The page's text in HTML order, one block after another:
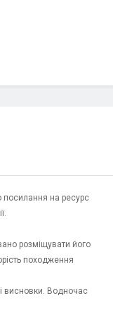
посилання на ресурс
розміщувати його
походження
висновки. Водночас